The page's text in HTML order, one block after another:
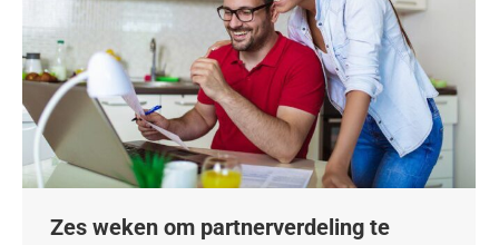
Zes weken om partnerverdeling te